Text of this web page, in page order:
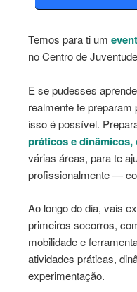
Temos para ti um
no Centro de
E se pudesses
realmente te preparam
isso é possível.
práticos e dinâmicos,
várias áreas, para te
profissionalmente —
Ao longo do dia, vais
primeiros socorros,
mobilidade e
atividades práticas,
experimentação.